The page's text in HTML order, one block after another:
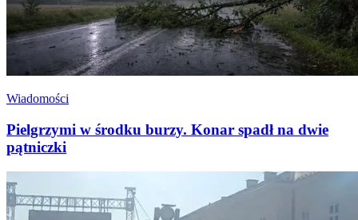
Wiadomości
Pielgrzymi w środku burzy. Konar spadł na dwie
pątniczki